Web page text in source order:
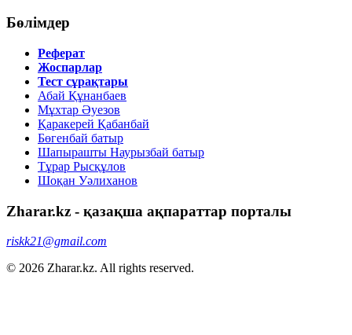
Бөлімдер
Реферат
Жоспарлар
Тест сұрақтары
Абай Құнанбаев
Мұхтар Әуезов
Қаракерей Қабанбай
Бөгенбай батыр
Шапырашты Наурызбай батыр
Тұрар Рысқұлов
Шоқан Уәлиханов
Zharar.kz - қазақша ақпараттар порталы
riskk21@gmail.com
© 2026 Zharar.kz. All rights reserved.